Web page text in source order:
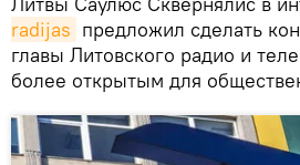
radijas предложил сделать
главы Литовского радио и
более открытым для